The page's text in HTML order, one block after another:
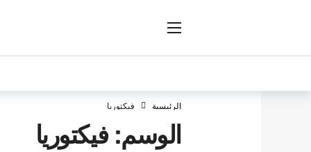
الرئيسية فيكتوريا
الوسم:فيكتوريا